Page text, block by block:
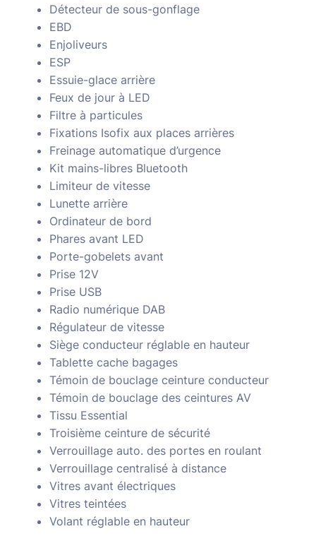
Détecteur de sous-gonflage
EBD
Enjoliveurs
ESP
Essuie-glace arrière
Feux de jour à LED
Filtre à particules
Fixations Isofix aux places arrières
Freinage automatique d’urgence
Kit mains-libres Bluetooth
Limiteur de vitesse
Lunette arrière
Ordinateur de bord
Phares avant LED
Porte-gobelets avant
Prise 12V
Prise USB
Radio numérique DAB
Régulateur de vitesse
Siège conducteur réglable en hauteur
Tablette cache bagages
Témoin de bouclage ceinture conducteur
Témoin de bouclage des ceintures AV
Tissu Essential
Troisième ceinture de sécurité
Verrouillage auto. des portes en roulant
Verrouillage centralisé à distance
Vitres avant électriques
Vitres teintées
Volant réglable en hauteur